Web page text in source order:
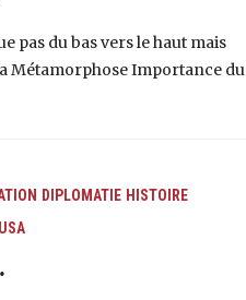
pas du bas vers le haut mais
Métamorphose Importance du
DIPLOMATIE HISTOIRE
USA